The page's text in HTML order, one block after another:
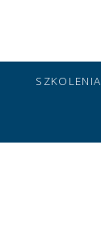
SZKOLENIA